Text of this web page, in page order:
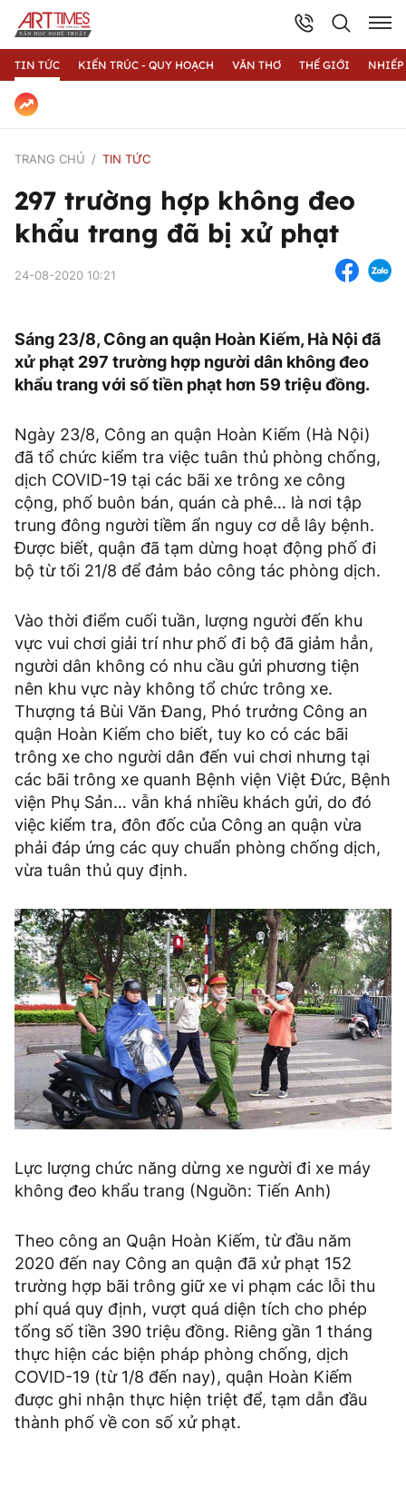
TIN TỨC KIẾN TRÚC - QUY HOẠCH VĂN THƠ THẾ GIỚI
TRANG CHỦ TIN TỨC
297 trường hợp không đeo
khẩu trang đã bị xử phạt
24-08-2020 10:21
Sáng 23/8, Công an quận Hoàn Kiếm, Hà Nội đã
xử phạt 297 trường hợp người dân không đeo
khẩu trang với số tiền phạt hơn 59 triệu đồng.
Ngày 23/8, Công an quận Hoàn Kiếm (Hà Nội)
đã tổ chức kiểm tra việc tuân thủ phòng chống,
dịch COVID-19 tại các bãi xe trông xe công
cộng, phố buôn bán, quán cà phê… là nơi tập
trung đông người tiềm ẩn nguy cơ dễ lây bệnh.
Được biết, quận đã tạm dừng hoạt động phố đi
bộ từ tối 21/8 để đảm bảo công tác phòng dịch.
Vào thời điểm cuối tuần, lượng người đến khu
vực vui chơi giải trí như phố đi bộ đã giảm hẳn,
người dân không có nhu cầu gửi phương tiện
nên khu vực này không tổ chức trông xe.
Thượng tá Bùi Văn Đang, Phó trưởng Công an
quận Hoàn Kiếm cho biết, tuy ko có các bãi
trông xe cho người dân đến vui chơi nhưng tại
các bãi trông xe quanh Bệnh viện Việt Đức, Bệnh
viện Phụ Sản… vẫn khá nhiều khách gửi, do đó
việc kiểm tra, đôn đốc của Công an quận vừa
phải đáp ứng các quy chuẩn phòng chống dịch,
vừa tuân thủ quy định.
Lực lượng chức năng dừng xe người đi xe máy
không đeo khẩu trang (Nguồn: Tiến Anh)
Theo công an Quận Hoàn Kiếm, từ đầu năm
2020 đến nay Công an quận đã xử phạt 152
trường hợp bãi trông giữ xe vi phạm các lỗi thu
phí quá quy định, vượt quá diện tích cho phép
tổng số tiền 390 triệu đồng. Riêng gần 1 tháng
thực hiện các biện pháp phòng chống, dịch
COVID-19 (từ 1/8 đến nay), quận Hoàn Kiếm
được ghi nhận thực hiện triệt để, tạm dẫn đầu
thành phố về con số xử phạt.